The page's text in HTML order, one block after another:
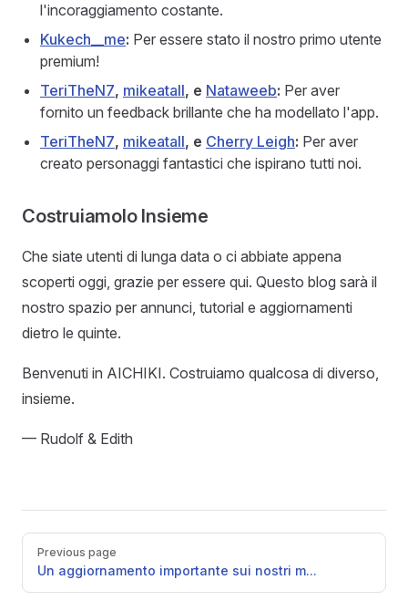
l'incoraggiamento costante.
Kukech__me: Per essere stato il nostro primo utente
premium!
TeriTheN7, mikeatall, e Nataweeb: Per aver
fornito un feedback brillante che ha modellato l'app.
TeriTheN7, mikeatall, e Cherry Leigh: Per aver
creato personaggi fantastici che ispirano tutti noi.
Costruiamolo Insieme
Che siate utenti di lunga data o ci abbiate appena
scoperti oggi, grazie per essere qui. Questo blog sarà il
nostro spazio per annunci, tutorial e aggiornamenti
dietro le quinte.
Benvenuti in AICHIKI. Costruiamo qualcosa di diverso,
insieme.
— Rudolf & Edith
Pager
Previous page
Un aggiornamento importante sui nostri m...